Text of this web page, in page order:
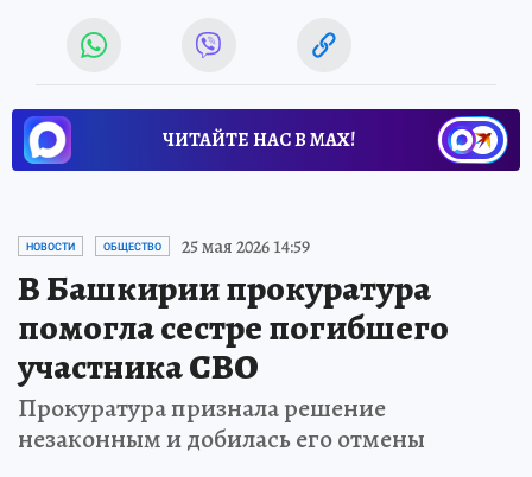
ЧИТАЙТЕ НАС В МАХ!
НОВОСТИ ОБЩЕСТВО 25 мая 2026 14:59
В Башкирии прокуратура
помогла сестре погибшего
участника СВО
Прокуратура признала решение
незаконным и добилась его отмены